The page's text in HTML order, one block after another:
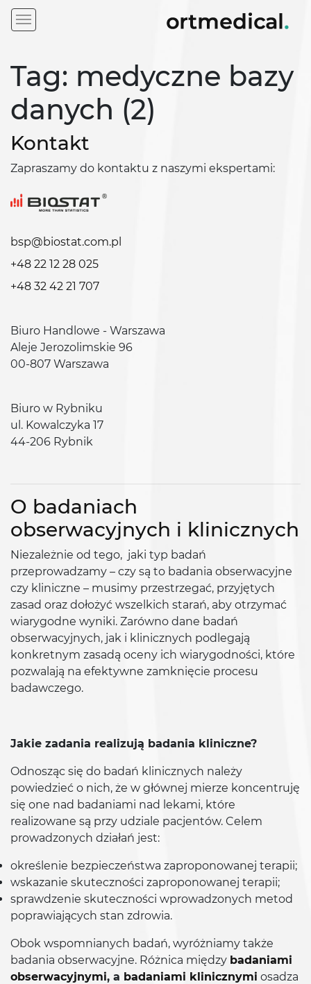
Tag: medyczne bazy
danych (2)
Kontakt
Zapraszamy do kontaktu z naszymi ekspertami:
bsp@biostat.com.pl
+48 22 12 28 025
+48 32 42 21 707
Biuro Handlowe - Warszawa
Aleje Jerozolimskie 96
00-807 Warszawa
Biuro w Rybniku
ul. Kowalczyka 17
44-206 Rybnik
O badaniach
obserwacyjnych i klinicznych
Niezależnie od tego, jaki typ badań
przeprowadzamy – czy są to badania obserwacyjne
czy kliniczne – musimy przestrzegać, przyjętych
zasad oraz dołożyć wszelkich starań, aby otrzymać
wiarygodne wyniki. Zarówno dane badań
obserwacyjnych, jak i klinicznych podlegają
konkretnym zasadą oceny ich wiarygodności, które
pozwalają na efektywne zamknięcie procesu
badawczego.
Jakie zadania realizują badania kliniczne?
Odnosząc się do badań klinicznych należy
powiedzieć o nich, że w głównej mierze koncentruję
się one nad badaniami nad lekami, które
realizowane są przy udziale pacjentów. Celem
prowadzonych działań jest:
określenie bezpieczeństwa zaproponowanej terapii;
wskazanie skuteczności zaproponowanej terapii;
sprawdzenie skuteczności wprowadzonych metod
poprawiających stan zdrowia.
Obok wspomnianych badań, wyróżniamy także
badania obserwacyjne. Różnica między badaniami
obserwacyjnymi, a badaniami klinicznymi osadza